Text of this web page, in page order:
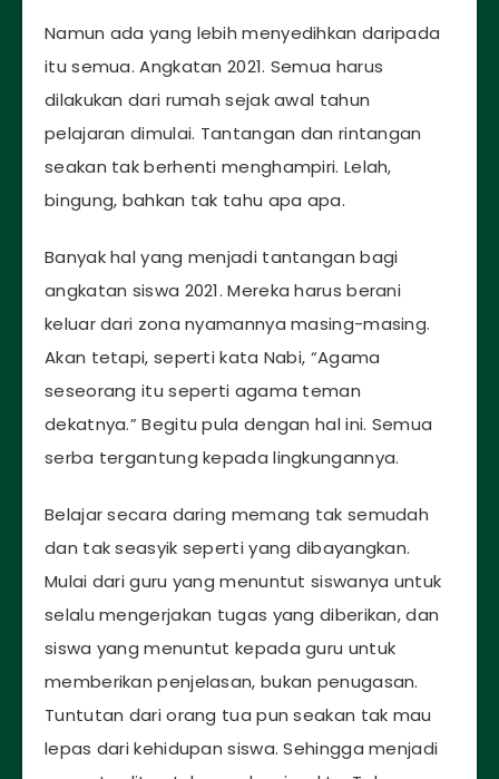
Namun ada yang lebih menyedihkan daripada
itu semua. Angkatan 2021. Semua harus
dilakukan dari rumah sejak awal tahun
pelajaran dimulai. Tantangan dan rintangan
seakan tak berhenti menghampiri. Lelah,
bingung, bahkan tak tahu apa apa.
Banyak hal yang menjadi tantangan bagi
angkatan siswa 2021. Mereka harus berani
keluar dari zona nyamannya masing-masing.
Akan tetapi, seperti kata Nabi, “Agama
seseorang itu seperti agama teman
dekatnya.” Begitu pula dengan hal ini. Semua
serba tergantung kepada lingkungannya.
Belajar secara daring memang tak semudah
dan tak seasyik seperti yang dibayangkan.
Mulai dari guru yang menuntut siswanya untuk
selalu mengerjakan tugas yang diberikan, dan
siswa yang menuntut kepada guru untuk
memberikan penjelasan, bukan penugasan.
Tuntutan dari orang tua pun seakan tak mau
lepas dari kehidupan siswa. Sehingga menjadi